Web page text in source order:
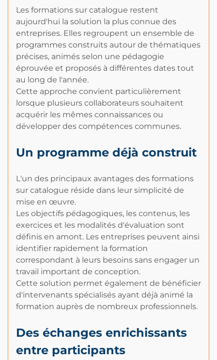
Les formations sur catalogue restent
aujourd'hui la solution la plus connue des
entreprises. Elles regroupent un ensemble de
programmes construits autour de thématiques
précises, animés selon une pédagogie
éprouvée et proposés à différentes dates tout
au long de l'année.
Cette approche convient particulièrement
lorsque plusieurs collaborateurs souhaitent
acquérir les mêmes connaissances ou
développer des compétences communes.
Un programme déjà construit
L'un des principaux avantages des formations
sur catalogue réside dans leur simplicité de
mise en œuvre.
Les objectifs pédagogiques, les contenus, les
exercices et les modalités d'évaluation sont
définis en amont. Les entreprises peuvent ainsi
identifier rapidement la formation
correspondant à leurs besoins sans engager un
travail important de conception.
Cette solution permet également de bénéficier
d'intervenants spécialisés ayant déjà animé la
formation auprès de nombreux professionnels.
Des échanges enrichissants
entre participants